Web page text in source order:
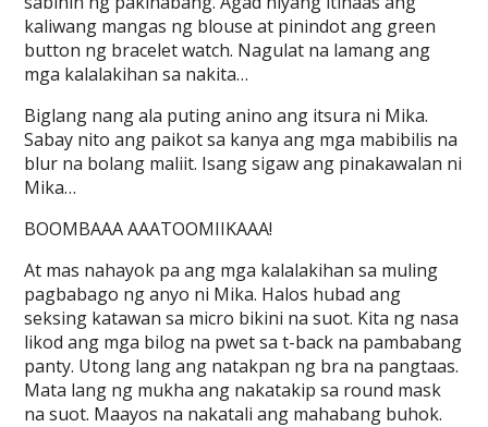
kaliwang mangas ng blouse at pinindot ang green
button ng bracelet watch. Nagulat na lamang ang
mga kalalakihan sa nakita…
Biglang nang ala puting anino ang itsura ni Mika.
Sabay nito ang paikot sa kanya ang mga mabibilis na
blur na bolang maliit. Isang sigaw ang pinakawalan ni
Mika…
BOOMBAAA AAATOOMIIKAAA!
At mas nahayok pa ang mga kalalakihan sa muling
pagbabago ng anyo ni Mika. Halos hubad ang
seksing katawan sa micro bikini na suot. Kita ng nasa
likod ang mga bilog na pwet sa t-back na pambabang
panty. Utong lang ang natakpan ng bra na pangtaas.
Mata lang ng mukha ang nakatakip sa round mask
na suot. Maayos na nakatali ang mahabang buhok.